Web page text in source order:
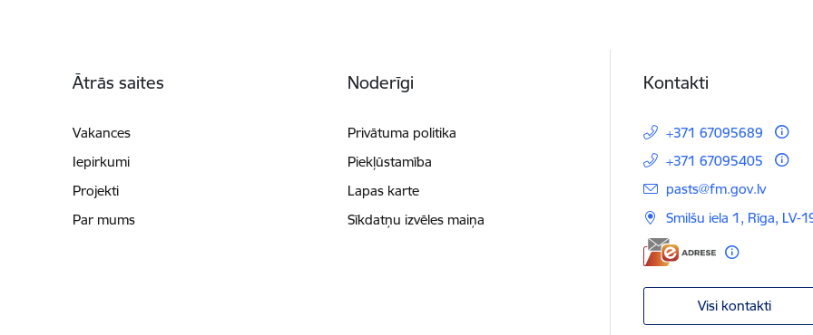
Ātrās saites
Vakances
Iepirkumi
Projekti
Par mums
Noderīgi
Privātuma politika
Piekļūstamība
Lapas karte
Sīkdatņu izvēles maiņa
Kontakti
+371 67095689
+371 67095405
E-pasts:
pasts@fm.gov.lv
Smilšu iela 1, Rīga, LV-
Visi kontakti